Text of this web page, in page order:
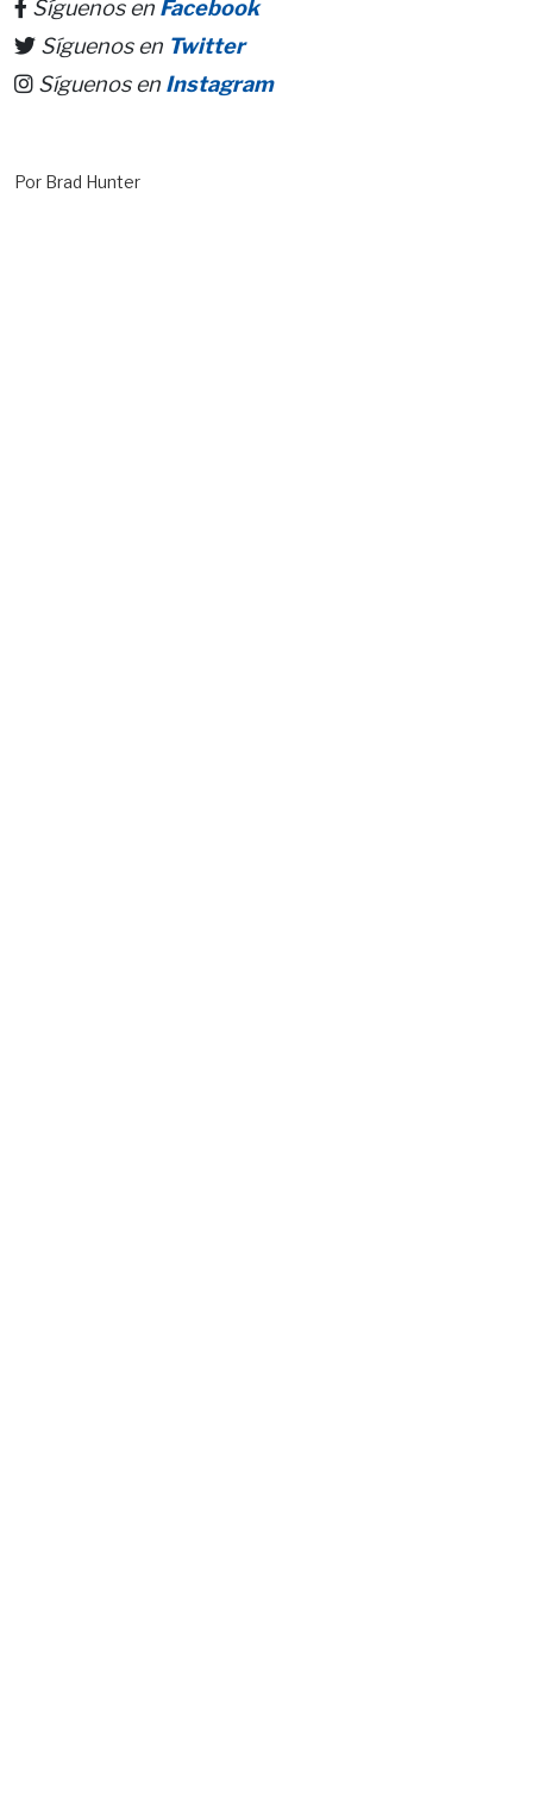
Síguenos en Facebook
Síguenos en Twitter
Síguenos en Instagram
Por Brad Hunter